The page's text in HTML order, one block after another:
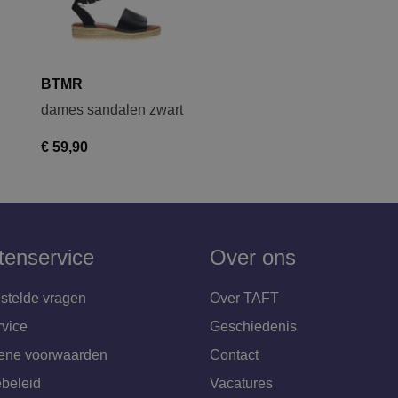
BTMR
dames sandalen zwart
€ 59,90
vragen
voorwaarden
Over ons
Over TAFT
Geschiedenis
Contact
Vacatures